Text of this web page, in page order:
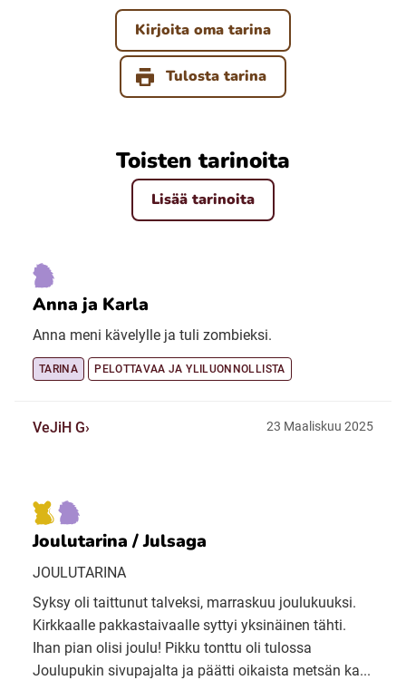
Arli (Romska)
Kelderash (Romska)
Lovari (Romska)
Kirjoita oma tarina
Tulosta tarina
Toisten tarinoita
Lisää tarinoita
Anna ja Karla
Anna meni kävelylle ja tuli zombieksi.
TARINA PELOTTAVAA JA YLILUONNOLLISTA
VeJiH G 23 Maaliskuu 2025
Joulutarina / Julsaga
JOULUTARINA
Syksy oli taittunut talveksi, marraskuu joulukuuksi.
Kirkkaalle pakkastaivaalle syttyi yksinäinen tähti.
Ihan pian olisi joulu! Pikku tonttu oli tulossa
Joulupukin sivupajalta ja päätti oikaista metsän ka...